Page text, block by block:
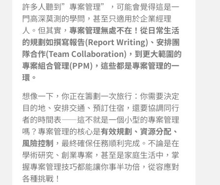
許多人聽到”專案管理”，可能會覺得這是一
門高深莫測的學問，甚至只適用於企業經理
人。但其實， 專案管理無處不在！從日常生活
的規劃如撰寫報告(Report Writing)、安排團
隊合作(Team Collaboration)，到更大範圍的
專案組合管理(PPM)，這些都是專案管理的一
環。
想像一下，你正在籌劃一次旅行：你需要決定
目的地、安排交通、預訂住宿，還要協調同行
者的時間表——這不就是一個小型的專案管理
嗎？專案管理的核心是有效規劃、資源分配、
風險控制 ，最終確保任務順利完成。不論是在
學術研究、創業專案，甚至是家庭生活中，掌
握專案管理技巧都能讓你事半功倍，從容應對
各種挑戰！